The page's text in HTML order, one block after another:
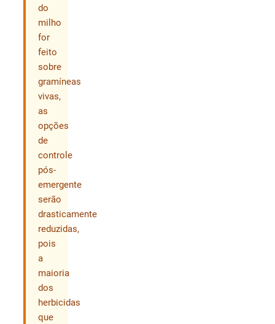
do
milho
for
feito
sobre
gramíneas
vivas,
as
opções
de
controle
pós-
emergente
serão
drasticamente
reduzidas,
pois
a
maioria
dos
herbicidas
que